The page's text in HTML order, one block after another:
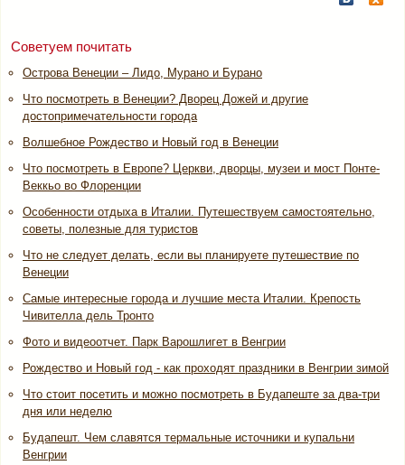
Советуем почитать
Острова Венеции – Лидо, Мурано и Бурано
Что посмотреть в Венеции? Дворец Дожей и другие
достопримечательности города
Волшебное Рождество и Новый год в Венеции
Что посмотреть в Европе? Церкви, дворцы, музеи и мост Понте-
Веккьо во Флоренции
Особенности отдыха в Италии. Путешествуем самостоятельно,
советы, полезные для туристов
Что не следует делать, если вы планируете путешествие по
Венеции
Самые интересные города и лучшие места Италии. Крепость
Чивителла дель Тронто
Фото и видеоотчет. Парк Варошлигет в Венгрии
Рождество и Новый год - как проходят праздники в Венгрии зимой
Что стоит посетить и можно посмотреть в Будапеште за два-три
дня или неделю
Будапешт. Чем славятся термальные источники и купальни
Венгрии